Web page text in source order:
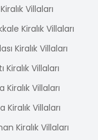
Villaları
Kiralık Villaları
Kiralık Villaları
Kiralık Villaları
Kiralık Villaları
Kiralık Villaları
Kiralık Villaları